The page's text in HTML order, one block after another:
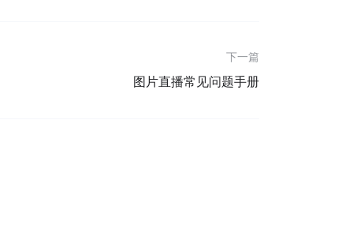
下一篇
图片直播常见问题手册